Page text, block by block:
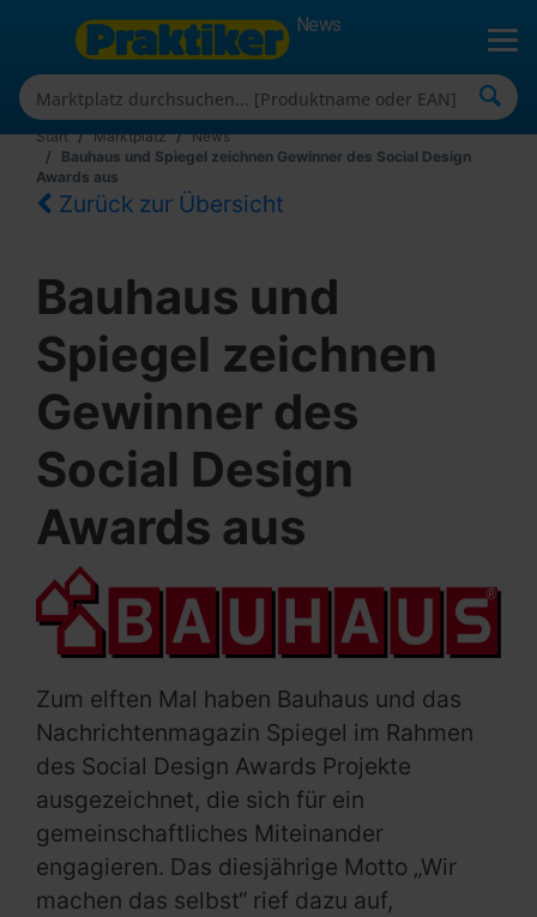
News
Start Marktplatz
News
Bauhaus und Spiegel zeichnen Gewinner des Social Design
Awards aus
Zurück zur Übersicht
Bauhaus und
Spiegel zeichnen
Gewinner des
Social Design
Awards aus
Zum elften Mal haben Bauhaus und das
Nachrichtenmagazin Spiegel im Rahmen
des Social Design Awards Projekte
ausgezeichnet, die sich für ein
gemeinschaftliches Miteinander
engagieren. Das diesjährige Motto „Wir
machen das selbst“ rief dazu auf,